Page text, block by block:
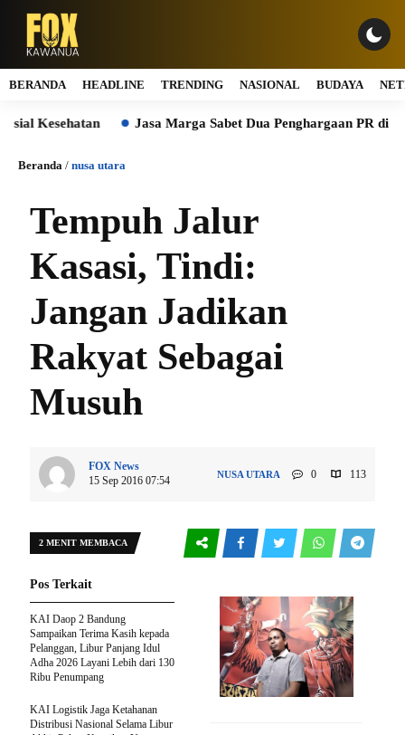
BERANDA HEADLINE TRENDING NASIONAL BUDAYA
Jasa Marga Sabet Dua Penghargaan PR di
Beranda / nusa utara
Tempuh Jalur
Kasasi, Tindi:
Jangan Jadikan
Rakyat Sebagai
Musuh
FOX News
15 Sep 2016 07:54
NUSA UTARA 0 113
2 MENIT MEMBACA
Pos Terkait
KAI Daop 2 Bandung
Sampaikan Terima Kasih kepada
Pelanggan, Libur Panjang Idul
Adha 2026 Layani Lebih dari 130
Ribu Penumpang
KAI Logistik Jaga Ketahanan
Distribusi Nasional Selama Libur